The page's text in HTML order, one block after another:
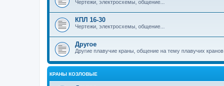
Чертежи, электросхемы, общение...
КПЛ 16-30
Чертежи, электросхемы, общение...
Другое
Другие плавучие краны, общение на тему плавучих кранов
КРАНЫ КОЗЛОВЫЕ